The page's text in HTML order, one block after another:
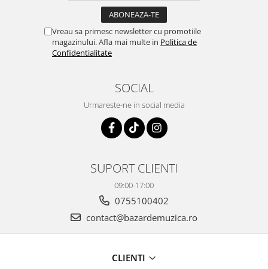
Vreau sa primesc newsletter cu promotiile
magazinului. Afla mai multe in Politica de
Confidentialitate
SOCIAL
Urmareste-ne in social media
SUPORT CLIENTI
09:00-17:00
0755100402
contact@bazardemuzica.ro
CLIENTI